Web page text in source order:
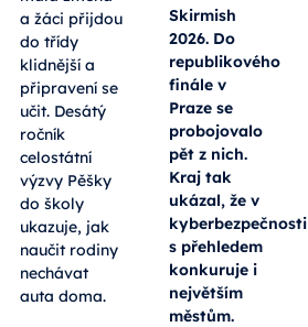
a žáci přijdou
do třídy
klidnější a
připravení se
učit. Desátý
ročník
celostátní
výzvy Pěšky
do školy
ukazuje, jak
naučit rodiny
nechávat
auta doma.
Skirmish
2026. Do
republikového
finále v
Praze se
probojovalo
pět z nich.
Kraj tak
ukázal, že v
kyberbezpečnosti
s přehledem
konkuruje i
největším
městům.